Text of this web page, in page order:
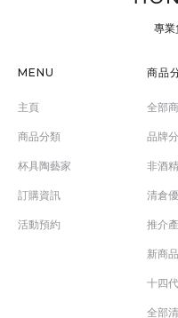
專業
MENU
主頁
商品分類
杯具陶藝家
訂購資訊
活動預約
商品
全部
品牌
非酒
清倉
推介
新商
十四代
全部